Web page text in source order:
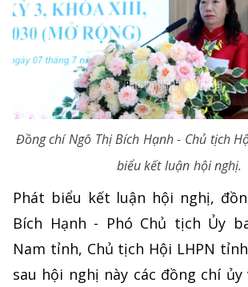
Đồng chí Ngô Thị Bích Hạnh - Chủ tịch
biểu kết luận hội nghị.
Phát biểu kết luận hội nghị,
Bích Hạnh - Phó Chủ tịch Ủy
Nam tỉnh, Chủ tịch Hội LHPN
sau hội nghị này các đồng chí ủy